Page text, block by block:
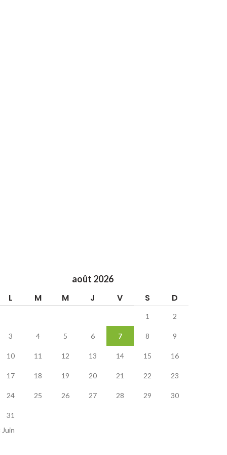
août 2026
L M M J V S D
1 2
3 4 5 6 7 8 9
10 11 12 13 14 15 16
17 18 19 20 21 22 23
24 25 26 27 28 29 30
31
Juin